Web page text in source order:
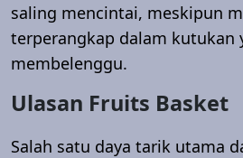
saling mencintai, meskipun
terperangkap dalam kutukan
membelenggu.
Ulasan Fruits Basket
Salah satu daya tarik utama